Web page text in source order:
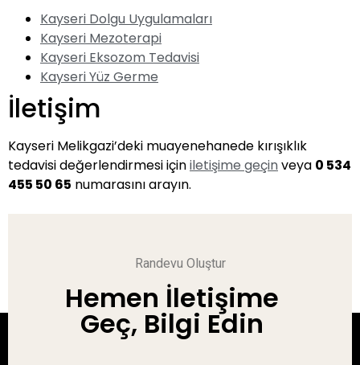
Kayseri Dolgu Uygulamaları
Kayseri Mezoterapi
Kayseri Eksozom Tedavisi
Kayseri Yüz Germe
İletişim
Kayseri Melikgazi’deki muayenehanede kırışıklık
tedavisi değerlendirmesi içiniletişime geçinveya 0 534
455 50 65 numarasını arayın.
Randevu Oluştur
Hemen İletişime
Geç, Bilgi Edin